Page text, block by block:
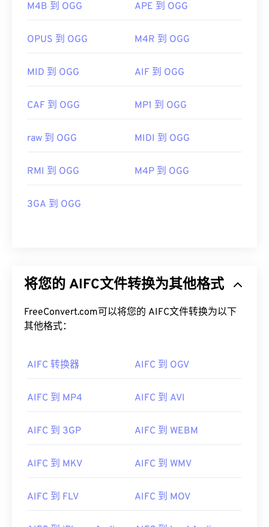
M4B 到 OGG APE 到 OGG
OPUS 到 OGG M4R 到 OGG
MID 到 OGG AIF 到 OGG
CAF 到 OGG MP1 到 OGG
raw 到 OGG MIDI 到 OGG
RMI 到 OGG M4P 到 OGG
3GA 到 OGG
将您的 AIFC文件转换为其他格式
FreeConvert.com可以将您的 AIFC文件转换为以下
其他格式：
AIFC 转换器 AIFC 到 OGV
AIFC 到 MP4 AIFC 到 AVI
AIFC 到 3GP AIFC 到 WEBM
AIFC 到 MKV AIFC 到 WMV
AIFC 到 FLV AIFC 到 MOV